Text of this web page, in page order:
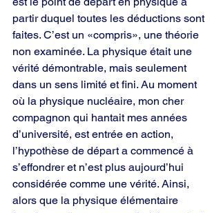
partir duquel toutes les déductions sont
faites. C’est un «compris», une théorie
non examinée. La physique était une
vérité démontrable, mais seulement
dans un sens limité et fini. Au moment
où la physique nucléaire, mon cher
compagnon qui hantait mes années
d’université, est entrée en action,
l’hypothèse de départ a commencé à
s’effondrer et n’est plus aujourd’hui
considérée comme une vérité. Ainsi,
alors que la physique élémentaire